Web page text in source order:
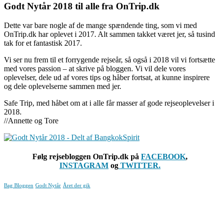
Godt Nytår 2018 til alle fra OnTrip.dk
Dette var bare nogle af de mange spændende ting, som vi med
OnTrip.dk har oplevet i 2017. Alt sammen takket været jer, så tusind
tak for et fantastisk 2017.
Vi ser nu frem til et forrygende rejseår, så også i 2018 vil vi fortsætte
med vores passion – at skrive på bloggen. Vi vil dele vores
oplevelser, dele ud af vores tips og håber fortsat, at kunne inspirere
og dele oplevelserne sammen med jer.
Safe Trip, med håbet om at i alle får masser af gode rejseoplevelser i
2018.
//Annette og Tore
Følg rejsebloggen OnTrip.dk på FACEBOOK,
INSTAGRAM og TWITTER.
Bag Bloggen Godt Nytår Året der gik